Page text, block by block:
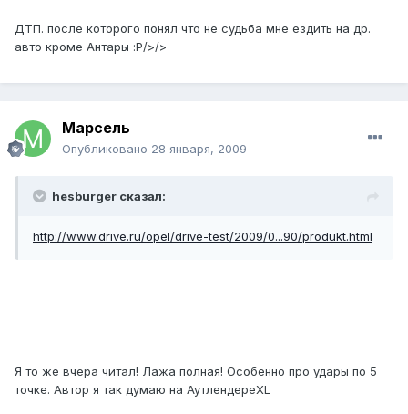
ДТП. после которого понял что не судьба мне ездить на др.
авто кроме Антары :P/>/>
Марсель
Опубликовано 28 января, 2009
hesburger сказал:
http://www.drive.ru/opel/drive-test/2009/0...90/produkt.html
Я то же вчера читал! Лажа полная! Особенно про удары по 5
точке. Автор я так думаю на АутлендереXL